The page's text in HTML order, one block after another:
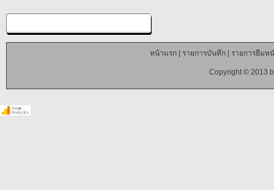
หน้าแรก| รายการบันทึก| รายการยืมห
Copyright © 2013